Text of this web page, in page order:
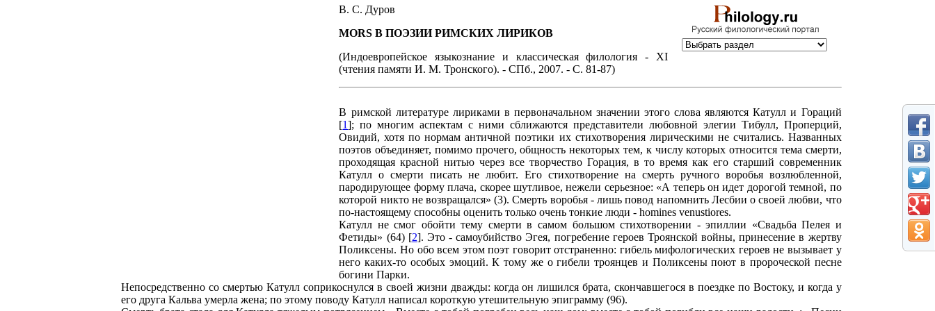
В. С. Дуров
MORS В ПОЭЗИИ РИМСКИХ ЛИРИКОВ
(Индоевропейское языкознание и классическая филология - XI
(чтения памяти И. М. Тронского). - СПб., 2007. - С. 81-87)
В римской литературе лириками в первоначальном значении этого слова являются Катулл и Гораций
[1]; по многим аспектам с ними сближаются представители любовной элегии Тибулл, Проперций,
Овидий, хотя по нормам античной поэтики их стихотворения лирическими не считались. Названных
поэтов объединяет, помимо прочего, общность некоторых тем, к числу которых относится тема смерти,
проходящая красной нитью через все творчество Горация, в то время как его старший современник
Катулл о смерти писать не любит. Его стихотворение на смерть ручного воробья возлюбленной,
пародирующее форму плача, скорее шутливое, нежели серьезное: «А теперь он идет дорогой темной, по
которой никто не возвращался» (3). Смерть воробья - лишь повод напомнить Лесбии о своей любви, что
по-настоящему способны оценить только очень тонкие люди - homines venustiores.
Катулл не смог обойти тему смерти в самом большом стихотворении - эпиллии «Свадьба Пелея и
Фетиды» (64) [2]. Это - самоубийство Эгея, погребение героев Троянской войны, принесение в жертву
Поликсены. Но обо всем этом поэт говорит отстраненно: гибель мифологических героев не вызывает у
него каких-то особых эмоций. К тому же о гибели троянцев и Поликсены поют в пророческой песне
богини Парки.
Непосредственно со смертью Катулл соприкоснулся в своей жизни дважды: когда он лишился брата, скончавшегося в поездке по Востоку, и когда у
его друга Кальва умерла жена; по этому поводу Катулл написал короткую утешительную эпиграмму (96).